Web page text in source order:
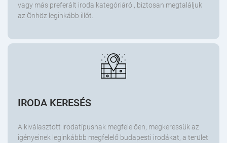
vagy más preferált iroda kategóriáról, biztosan megtaláljuk
az Önhöz leginkább illőt.
IRODA KERESÉS
A kiválasztott irodatípusnak megfelelően, megkeressük az
igényeinek leginkábbb megfelelő budapesti irodákat, a terület